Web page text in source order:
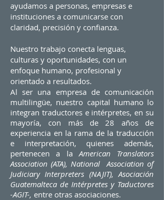
ayudamos a personas, empresas e
instituciones a comunicarse con
claridad, precisión y confianza.
Nuestro trabajo conecta lenguas,
culturas y oportunidades, con un
enfoque humano, profesional y
orientado a resultados.
Al ser una empresa de comunicación
multilingüe, nuestro capital humano lo
integran traductores e intérpretes, en su
mayoría, con más de 28 años de
experiencia en la rama de la traducción
e interpretación, quienes además,
pertenecen a laAmerican Translators
Association (ATA), National Association of
Judiciary Interpreters (NAJIT), Asociación
Guatemalteca de Intérpretes y Taductores
-AGIT-, entre otras asociaciones.